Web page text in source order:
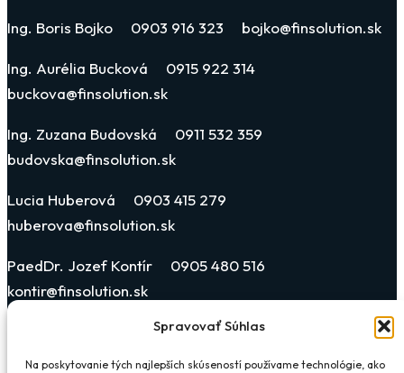
Spravovať Súhlas
Na poskytovanie tých najlepších skúseností používame technológie, ako
Ing. Boris Bojko 0903 916 323 bojko@finsolution.sk
Ing. Aurélia Bucková 0915 922 314
buckova@finsolution.sk
Ing. Zuzana Budovská 0911 532 359
budovska@finsolution.sk
Lucia Huberová 0903 415 279
huberova@finsolution.sk
PaedDr. Jozef Kontír 0905 480 516
kontir@finsolution.sk
Katarína Blehová Horonyová 0903 019 311
blehova@finsolution.sk